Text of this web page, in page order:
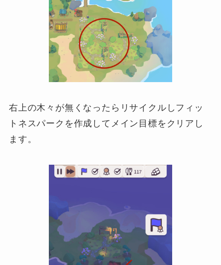
右上の木々が無くなったらリサイクルしフィッ
トネスパークを作成してメイン目標をクリアし
ます。